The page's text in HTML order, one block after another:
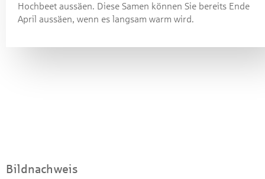
Hochbeet aussäen. Diese Samen können Sie bereits Ende
April aussäen, wenn es langsam warm wird.
Bildnachweis